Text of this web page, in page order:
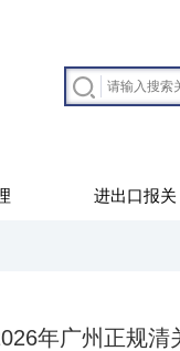
进出口报关
年广州正规清